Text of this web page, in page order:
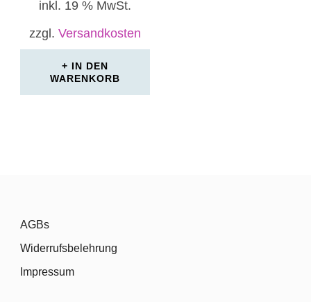
inkl. 19 % MwSt.
zzgl.Versandkosten
IN DEN
WARENKORB
AGBs
Widerrufsbelehrung
Impressum